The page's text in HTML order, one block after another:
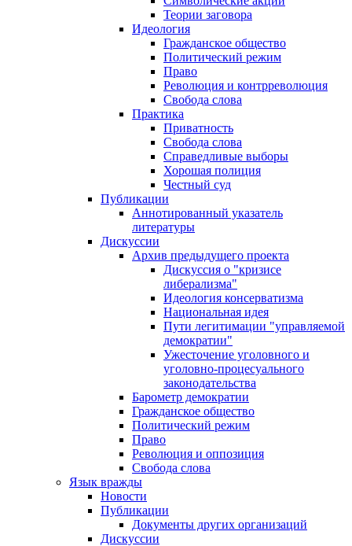
Теории заговора
Идеология
Гражданское общество
Политический режим
Право
Революция и контрреволюция
Свобода слова
Практика
Приватность
Свобода слова
Справедливые выборы
Хорошая полиция
Честный суд
Публикации
Аннотированный указатель
литературы
Дискуссии
Архив предыдущего проекта
Дискуссия о "кризисе
либерализма"
Идеология консерватизма
Национальная идея
Пути легитимации "управляемой
демократии"
Ужесточение уголовного и
уголовно-процесуального
законодательства
Барометр демократии
Гражданское общество
Политический режим
Право
Революция и оппозиция
Свобода слова
Язык вражды
Новости
Публикации
Документы других организаций
Дискуссии